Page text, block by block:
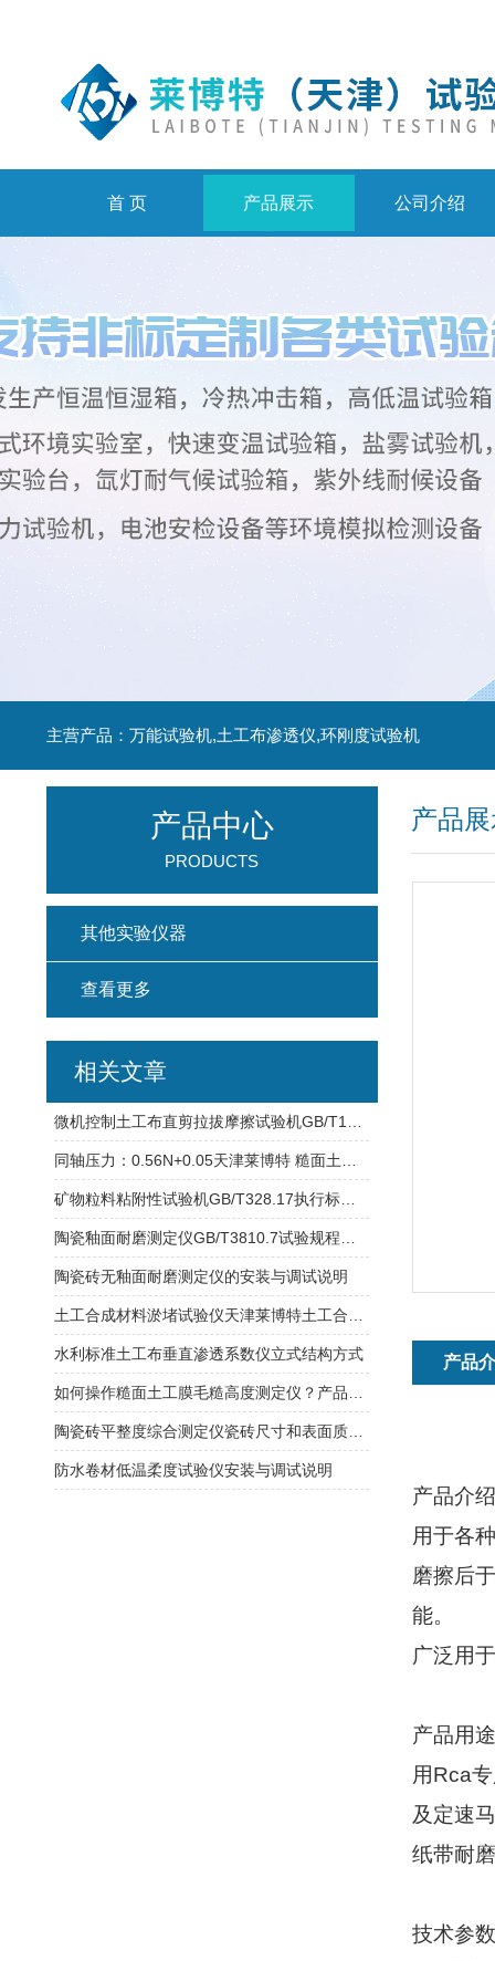
首 页 产品展示 公司介绍
主营产品：万能试验机,土工布渗透仪,环刚度试验机
产品
产品
产品介绍
用于各
磨擦后
能。
广泛用
产品用途
用Rca
及定速
纸带耐
技术参
产品中心
PRODUCTS
其他实验仪器
查看更多
相关文章
陶瓷砖无釉面耐磨测定仪的安装与调试说明
水利标准土工布垂直渗透系数仪立式结构方式
防水卷材低温柔度试验仪安装与调试说明